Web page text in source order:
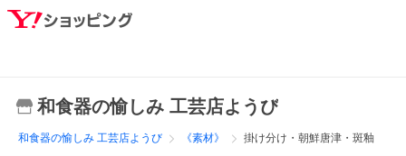
和食器の愉しみ 工芸店ようび
和食器の愉しみ 工芸店ようび 《素材》 掛け分け・朝鮮唐津・斑釉